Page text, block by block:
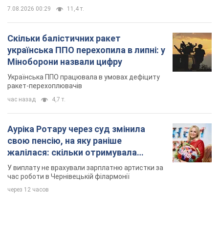
7.08.2026 00:29 11,4 т.
Скільки балістичних ракет
українська ППО перехопила в липні: у
Міноборони назвали цифру
Українська ППО працювала в умовах дефіциту
ракет-перехоплювачів
час назад 4,7 т.
Ауріка Ротару через суд змінила
свою пенсію, на яку раніше
жалілася: скільки отримувала
співачка
У виплату не врахували зарплатню артистки за
час роботи в Чернівецькій філармонії
через 12 часов